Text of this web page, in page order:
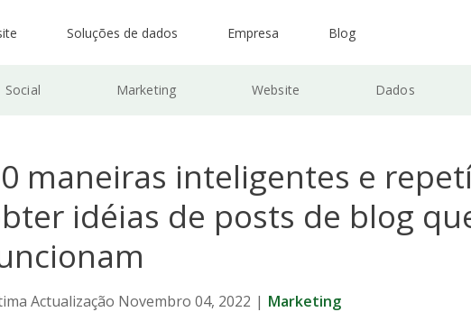
Soluções de dados Empresa Blog
Social Marketing Website Dados
maneiras inteligentes e
idéias de posts de blog
Actualização Novembro 04, 2022 | Marketing